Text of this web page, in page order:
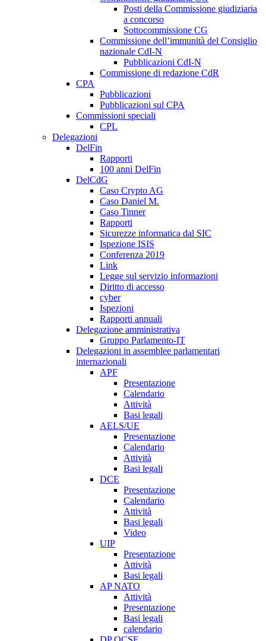
Posti della Commissione giudiziaria
a concorso
Sottocommissione CG
Commissione dell’immunità del Consiglio
nazionale CdI-N
Pubblicazioni CdI-N
Commissione di redazione CdR
CPA
Pubblicazioni
Pubblicazioni sul CPA
Commissioni speciali
CPL
Delegazioni
DelFin
Rapporti
100 anni DelFin
DelCdG
Caso Crypto AG
Caso Daniel M.
Caso Tinner
Rapporti
Sicurezze informatica dal SIC
Ispezione ISIS
Conferenza 2019
Link
Legge sul servizio informazioni
Diritto di accesso
cyber
Ispezioni
Rapporti annuali
Delegazione amministrativa
Gruppo Parlamento-IT
Delegazioni in assemblee parlamentari
internazionali
APF
Presentazione
Calendario
Attività
Basi legali
AELS/UE
Presentazione
Calendario
Attività
Basi legali
DCE
Presentazione
Calendario
Attività
Basi legali
Video
UIP
Presentazione
Attività
Basi legali
AP NATO
Attività
Presentazione
Basi legali
calendario